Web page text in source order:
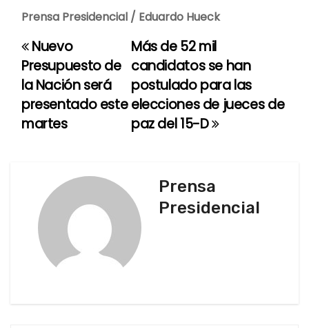
Prensa Presidencial / Eduardo Hueck
N
a
v
Más de 52 mil
candidatos se han
postulado para las
elecciones de jueces de
paz del 15-D
Nuevo
Presupuesto de
la Nación será
presentado este
martes
Prensa
Presidencial